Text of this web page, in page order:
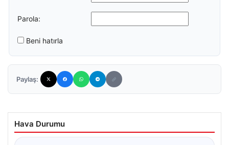
Parola:
Beni hatırla
Paylaş:
Hava Durumu